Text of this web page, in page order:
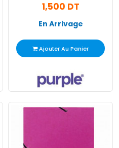
1,500 DT
En Arrivage
Ajouter Au Panier